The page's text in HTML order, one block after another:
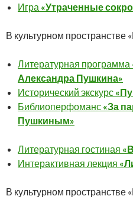
Игра «Утраченные
В культурном
Литературная программа
Александра Пушкина»
Исторический экскурс
Библиоперфоманс «За
Пушкиным»
Литературная гостиная
Интерактивная лекция
В культурном